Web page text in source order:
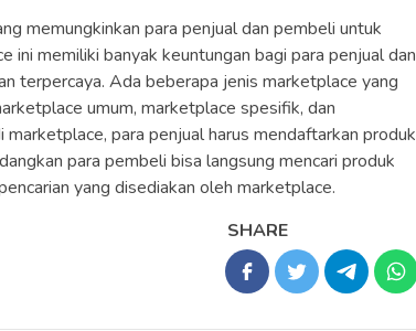
memungkinkan para penjual dan pembeli untuk
ini memiliki banyak keuntungan bagi para penjual dan
terpercaya. Ada beberapa jenis marketplace yang
umum, marketplace spesifik, dan
para penjual harus mendaftarkan produk
para pembeli bisa langsung mencari produk
yang disediakan oleh marketplace.
SHARE